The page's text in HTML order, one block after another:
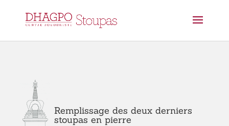
Remplissage des deux derniers
stoupas en pierre